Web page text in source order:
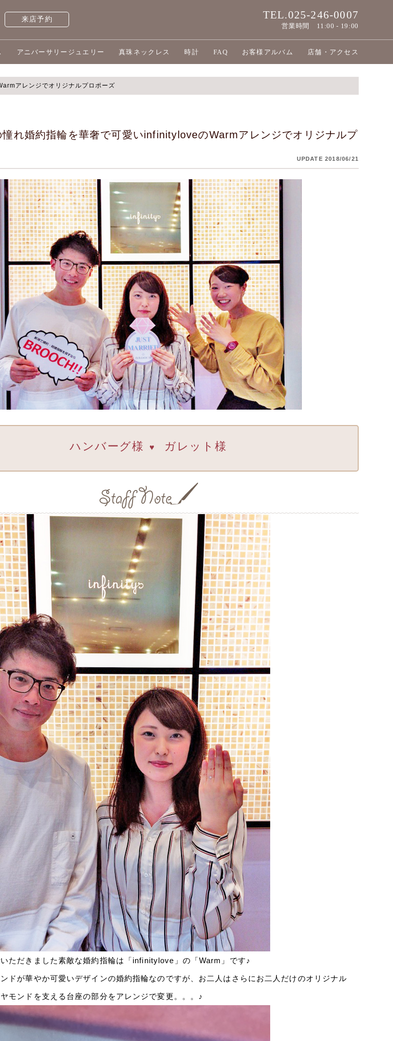
来店予約 TEL.025-246-0007
営業時間 11:00 - 19:00
アニバーサリージュエリー 真珠ネックレス 時計 FAQ お客様アルバム 店舗・アクセス
アレンジでオリジナルプロポーズ
憧れ婚約指輪を華奢で可愛いinfinityloveのWarmアレンジでオリジナルプ
UPDATE 2018/06/21
ハンバーグ様 ♥ ガレット様
ただきました素敵な婚約指輪は「infinitylove」の「Warm」です♪
ドが華やか可愛いデザインの婚約指輪なのですが、お二人はさらにお二人だけのオリジナル
モンドを支える台座の部分をアレンジで変更。。。♪